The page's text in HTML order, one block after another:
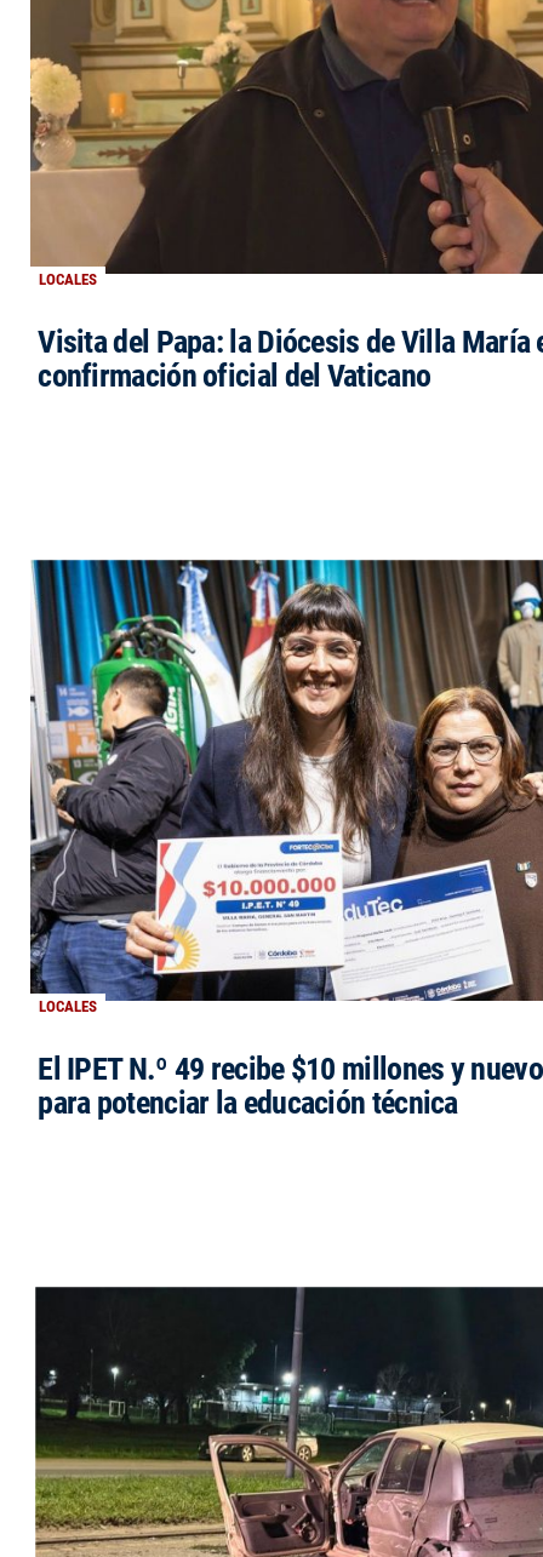
LOCALES
Visita del Papa: la Diócesis de Villa María
confirmación oficial del Vaticano
LOCALES
El IPET N.º 49 recibe $10 millones y
para potenciar la educación técnica